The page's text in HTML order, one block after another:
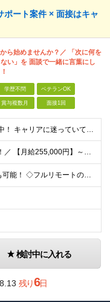
ポート案件 × 面接はキャ
ら始めませんか？／ 「次に何を
い」を 面談で一緒に言葉にし
学歴不問 ベテランOK
賞与複数月 面接1回
20〜30代活躍中！ キャリアに迷っていても大丈夫。 ＼まずは相談から始めませんか？／ 【学歴不問／職種未経験歓迎／職務経歴一切不問！】 《 こんな方にオススメです！ 》 ◇パソコンやIT
＼ 前職給与保証あり！／ 【月給255,000円】～＋各種手当 ※試用期間3ヶ月も待遇に変わりなし ※経験・スキルを考慮の上、決定します ※みなし残業37時間分（57,200円～）含む★超過分全額支給
◇リモートでの業務も可能！ ◇フルリモートの実績もあり！ ◇勤務地やお住いの地域や希望を考慮 ◇転居を伴う転勤なし 入社後1～2年は自社で開発業務に慣れるところからスタート◎ ゆくゆくは、東京23
検討中に入れる
残り6日